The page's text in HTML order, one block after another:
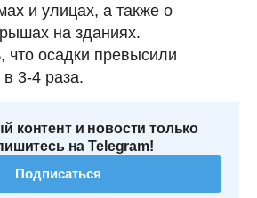
и улицах, а также о
на зданиях.
что осадки превысили
3-4 раза.
контент и новости только
на Telegram!
Подписаться